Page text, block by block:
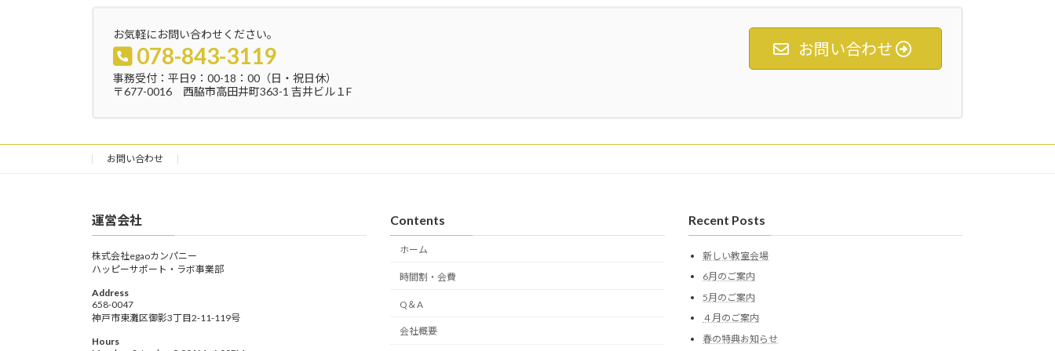
お気軽にお問い合わせください。
078-843-3119
事務受付：平日9：00-18：00（日・祝日休）
〒677-0016 西脇市高田井町363-1 吉井ビル１F
お問い合わせ
お問い合わせ
運営会社
株式会社egaoカンパニー
ハッピーサポート・ラボ事業部
Address
658-0047
神戸市東灘区御影3丁目2-11-119号
Hours
Contents
ホーム
時間割・会費
Q＆A
会社概要
Recent Posts
新しい教室会場
6月のご案内
5月のご案内
４月のご案内
春の特典お知らせ